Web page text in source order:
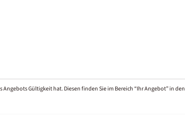
Gültigkeit hat. Diesen finden Sie im Bereich “Ihr Angebot” in den